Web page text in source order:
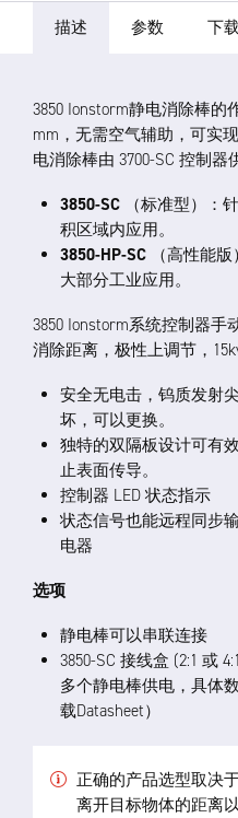
描述 参数 下
3850 Ionstorm静电消除棒的
mm，无需空气辅助，可实
电消除棒由 3700-SC 控制器
3850-SC
（标准型）：
积区域内应用。
3850-HP-SC （高性能
大部分工业应用。
3850 Ionstorm系统控制器
消除距离，极性上调节，
安全无电击，钨质发射
坏，可以更换。
独特的双隔板设计可有
止表面传导。
控制器 LED 状态指示
状态信号也能远程同步
电器
选项
静电棒可以串联连接
3850-SC 接线盒 (2:1 或
多个静电棒供电，具体
载Datasheet）
正确的产品选型取决
离开目标物体的距离